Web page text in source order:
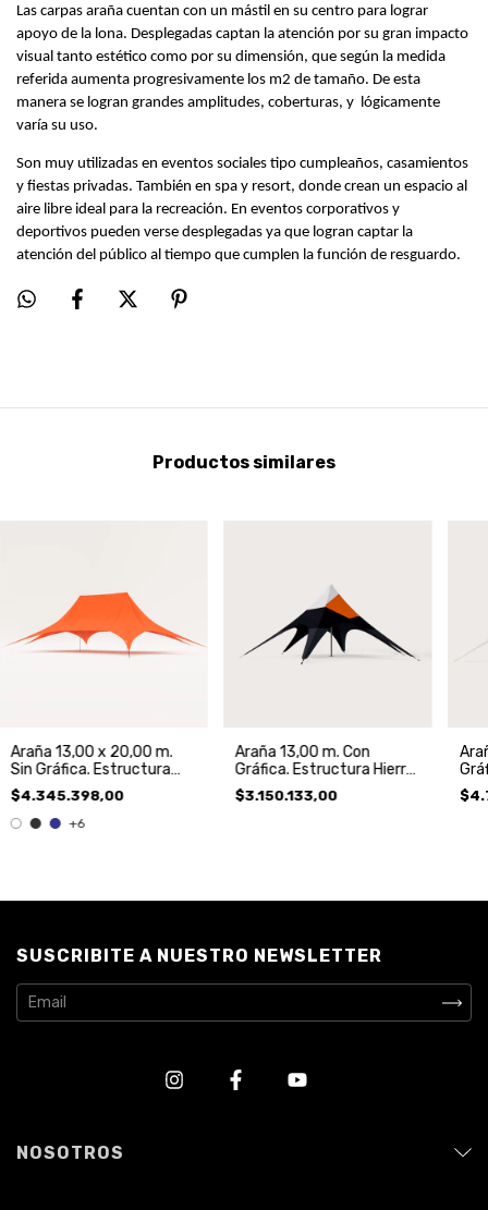
Las carpas araña cuentan con un mástil en su centro para lograr
apoyo de la lona. Desplegadas captan la atención por su gran impacto
visual tanto estético como por su dimensión, que según la medida
referida aumenta progresivamente los m2 de tamaño. De esta
manera se logran grandes amplitudes, coberturas, y  lógicamente
varía su uso.
Son muy utilizadas en eventos sociales tipo cumpleaños, casamientos
y fiestas privadas. También en spa y resort, donde crean un espacio al
aire libre ideal para la recreación. En eventos corporativos y
deportivos pueden verse desplegadas ya que logran captar la
atención del público al tiempo que cumplen la función de resguardo.
Productos similares
Araña 13,00 x 20,00 m.
Sin Gráfica. Estructura
Hierro y Techo.
$4.345.398,00
+6
Araña 13,00 m. Con
Gráfica. Estructura Hierro
y Techo.
$3.150.133,00
y
SUSCRIBITE A NUESTRO NEWSLETTER
NOSOTROS